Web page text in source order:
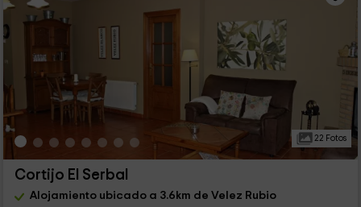
22 Fotos
Cortijo El Serbal
Alojamiento ubicado a 3.6km de Velez Rubio